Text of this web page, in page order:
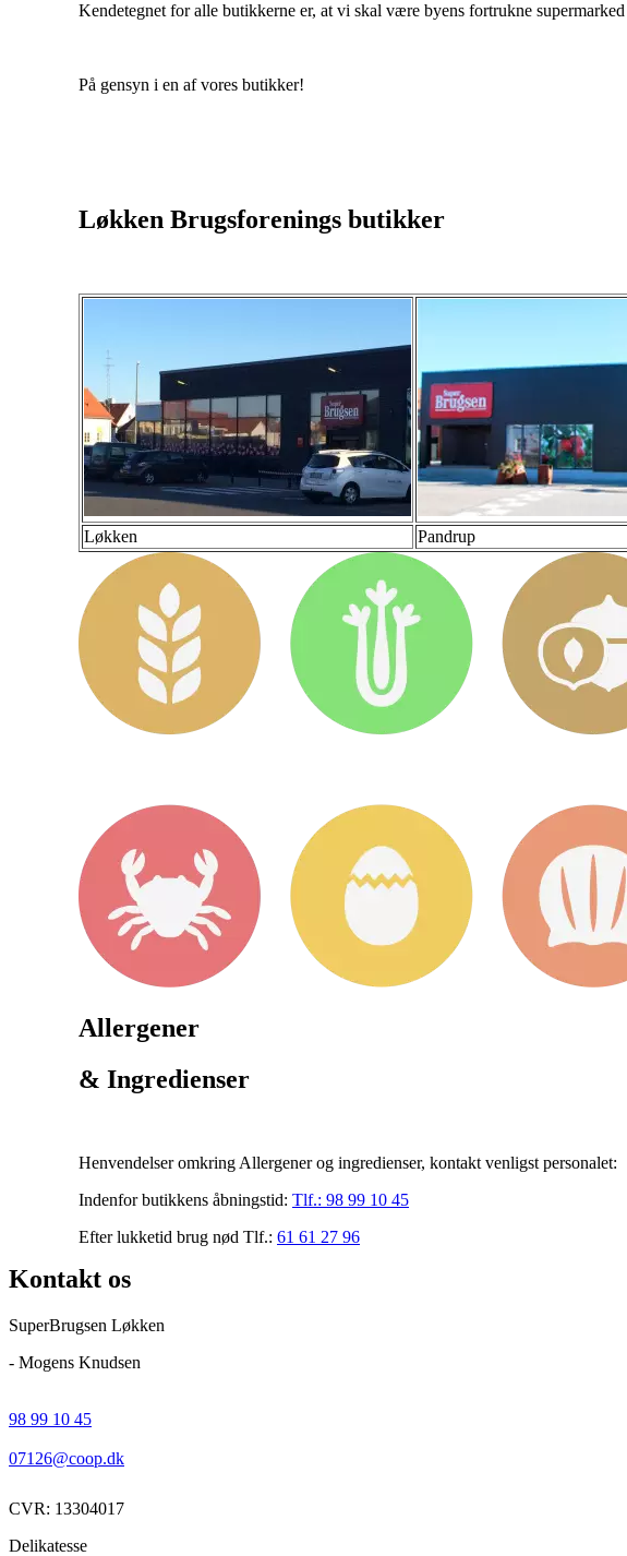
Kendetegnet for alle butikkerne er, at vi skal være byens fortrukne
På gensyn i en af vores butikker!
Løkken Brugsforenings butikker
Løkken Pandrup
Allergener
& Ingredienser
Henvendelser omkring Allergener og ingredienser, kontakt venligst personalet:
Indenfor butikkens åbningstid: Tlf.: 98 99 10 45
Efter lukketid brug nød Tlf.: 61 61 27 96
Kontakt os
SuperBrugsen Løkken
- Mogens Knudsen
98 99 10 45
07126@coop.dk
CVR: 13304017
Delikatesse